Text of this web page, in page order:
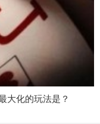
大化的玩法是？